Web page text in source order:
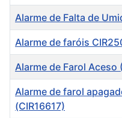
Alarme de Falta de
Alarme de faróis
Alarme de Farol Aceso
Alarme de farol
(CIR16617)